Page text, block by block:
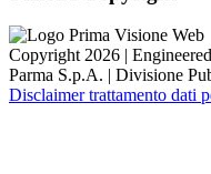
Copyright 2026 |
Parma S.p.A. | Divisione
Disclaimer trattamento dati